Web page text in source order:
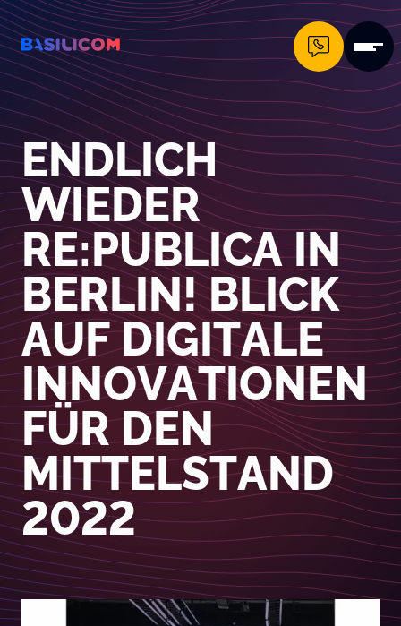
Company Logo von Basilicom GmbH
ENDLICH
WIEDER
RE:PUBLICA IN
BERLIN! BLICK
AUF DIGITALE
INNOVATIONEN
FÜR DEN
MITTELSTAND
2022